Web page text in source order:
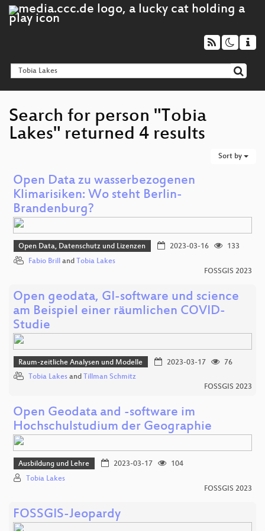
Search for person "Tobia
Lakes" returned 4 results
Sort by
Open Data zu wasserbezogenen
Klimarisiken: Wo steht Berlin-
Brandenburg?
Open Data, Datenschutz und Lizenzen 2023-03-16
133
Fabio Brill
and Tobia Lakes
FOSSGIS 2023
Open geodata, GI-software und science
am Beispiel einer räumlichen COVID-
Studie
Raum-zeitliche Analysen und Modelle 2023-03-17
76
Tobia Lakes and Tillman Schmitz
FOSSGIS 2023
Open Geodata and -software im
Hochschulstudium der Geographie
Ausbildung und Lehre 2023-03-17
104
Tobia Lakes
FOSSGIS 2023
FOSSGIS-Jeopardy